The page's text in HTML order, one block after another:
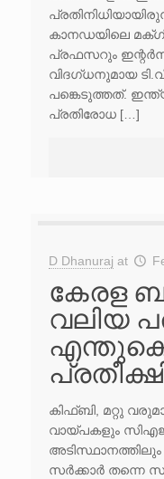
കാനഡയിലെ
പ്രഫസറും
വിദഗ്ധനുമായ
പങ്കെടുത്തത്.
പ്രതിരോധ […]
D Dhanuraj at
കേരള
വലിയ
കിഫ്ബി, മറ്റു
വായ്പകളും
സര്‍ക്കാര്‍ തന്നെ